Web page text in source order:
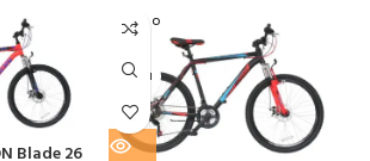
Blade 26
SOLD O
UT
MOON